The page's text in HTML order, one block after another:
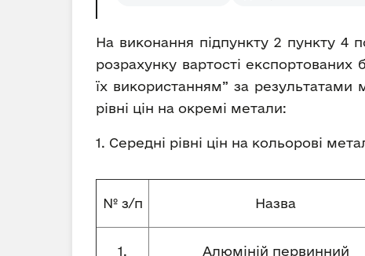
На виконання підпункту 2 пункту 4
розрахунку вартості експортованих
їх використанням” за результатами
рівні цін на окремі метали:
1. Середні рівні цін на кольорові
№ з/п Назва
1. Алюміній первинний